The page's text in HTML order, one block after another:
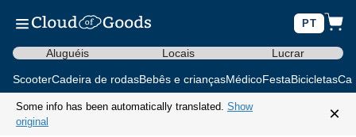
PT
Aluguéis Locais Lucrar
ScooterCadeira de rodasBebês e criançasMédicoFestaBicicletas
Some info has been automatically translated. Show
original
×